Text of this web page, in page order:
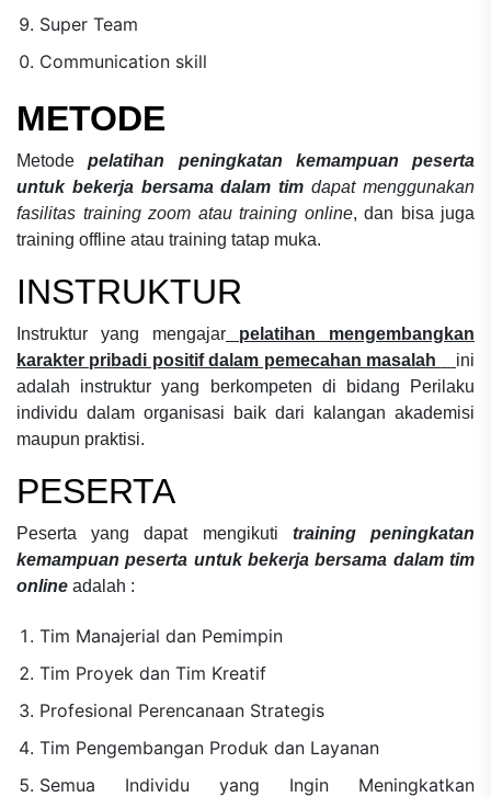
Super Team
Communication skill
METODE
Metodepelatihan peningkatan kemampuan peserta
untuk bekerja bersama dalam timdapat menggunakan
fasilitas training zoom atau training online, dan bisa juga
training offline atau training tatap muka.
INSTRUKTUR
Instruktur yang mengajar
pelatihan mengembangkan
karakter pribadi positif dalam pemecahan masalah
ini
adalah instruktur yang berkompeten di bidang
Perilaku
individu dalam organisasi baik dari kalangan akademisi
maupun praktisi.
PESERTA
Peserta yang dapat mengikuti training peningkatan
kemampuan peserta untuk bekerja bersama dalam tim
online adalah :
Tim Manajerial dan Pemimpin
Tim Proyek dan Tim Kreatif
Profesional Perencanaan Strategis
Tim Pengembangan Produk dan Layanan
Semua Individu yang Ingin Meningkatkan